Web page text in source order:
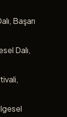
Başarı
Dalı,